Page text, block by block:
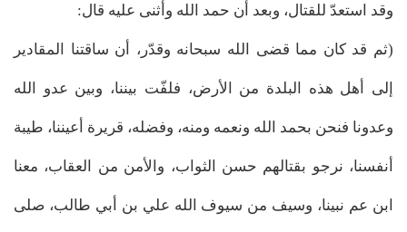
وقد استعدّ للقتال، وبعد أن حمد الله وأثنى عليه قال:
(ثم قد كان مما قضى الله سبحانه وقدّر، أن ساقتنا المقادير
إلى أهل هذه البلدة من الأرض، فلفّت بيننا، وبين عدو الله
وعدونا فنحن بحمد الله ونعمه ومنه، وفضله، قريرة أعيننا، طيبة
أنفسنا، نرجو بقتالهم حسن الثواب، والأمن من العقاب، معنا
ابن عم نبينا، وسيف من سيوف الله علي بن أبي طالب، صلى